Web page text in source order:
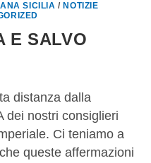
SICILIA / NOTIZIE
E SALVO
distanza dalla
dei nostri consiglieri
Ci teniamo a
queste affermazioni